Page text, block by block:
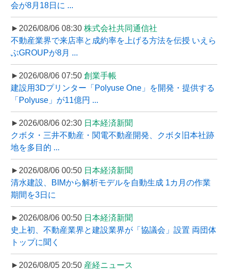
会が8月18日に ...
►2026/08/06 08:30 株式会社共同通信社
不動産業界で来店率と成約率を上げる方法を伝授 いえら
ぶGROUPが8月 ...
►2026/08/06 07:50 創業手帳
建設用3Dプリンター「Polyuse One」を開発・提供する
「Polyuse」が11億円 ...
►2026/08/06 02:30 日本経済新聞
クボタ・三井不動産・関電不動産開発、クボタ旧本社跡
地を多目的 ...
►2026/08/06 00:50 日本経済新聞
清水建設、BIMから解析モデルを自動生成 1カ月の作業
期間を3日に
►2026/08/06 00:50 日本経済新聞
史上初、不動産業界と建設業界が「協議会」設置 両団体
トップに聞く
►2026/08/05 20:50 産経ニュース